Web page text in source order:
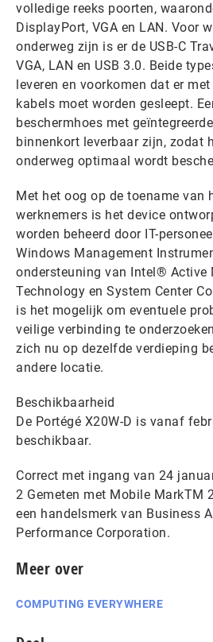
volledige reeks poorten,
DisplayPort, VGA en LAN. Voor
onderweg zijn is er de USB-C
VGA, LAN en USB 3.0. Beide
leveren en voorkomen dat er
kabels moet worden gesleept.
beschermhoes met
binnenkort leverbaar zijn, zodat
onderweg optimaal wordt
Met het oog op de toename van
werknemers is het device
worden beheerd door IT-
Windows Management
ondersteuning van Intel® Active
Technology en System Center
is het mogelijk om eventuele
veilige verbinding te
zich nu op dezelfde verdieping
andere locatie.
Beschikbaarheid
De Portégé X20W-D is vanaf
beschikbaar.
Correct met ingang van 24
2 Gemeten met Mobile MarkTM
een handelsmerk van Business
Performance Corporation.
Meer over
COMPUTING EVERYWHERE